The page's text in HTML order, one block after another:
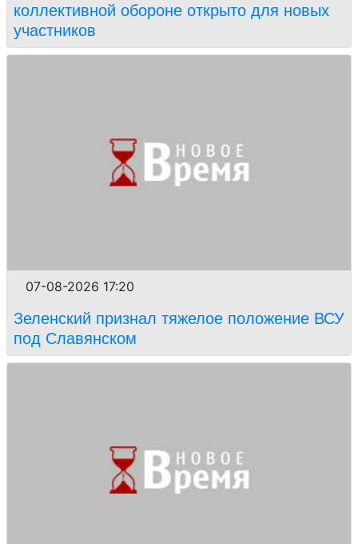
коллективной обороне открыто для новых
участников
07-08-2026 17:20
Зеленский признал тяжелое положение ВСУ
под Славянском